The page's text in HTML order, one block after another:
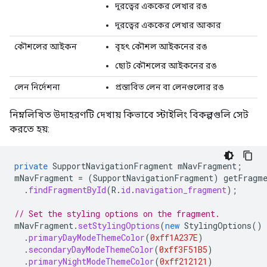
দূরত্বের এককের লেখার রঙ
দূরত্বের এককের লেখার আকার
কৌশলের আইকন
বৃহৎ কৌশল আইকনের রঙ
ছোট কৌশলের আইকনের রঙ
লেন নির্দেশনা প্রস্তাবিত লেন বা লেনগুলোর রঙ
নিম্নলিখিত উদাহরণটি দেখায় কিভাবে স্টাইলিং বিকল্পগুলি সেট
করতে হয়:
private SupportNavigationFragment mNavFragment ;
mNavFragment = (SupportNavigationFragment)
. findFragmentById(R . id .navigation_fragment);
// Set the styling options on the fragment.
mNavFragment . setStylingOptions(new StylingOptions()
.primaryDayModeThemeColor(0xff1A237E)
. secondaryDayModeThemeColor(0xff3F51B5)
.primaryNightModeThemeColor(0xff212121 )